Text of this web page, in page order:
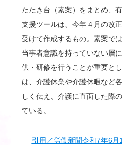
たたき台（素案）をまとめ、
支援ツールは、今年４月の改
受けて作成するもの。素案で
当事者意識を持っていない層
供・研修を行うことが重要と
は、介護休業や介護休暇など
しく伝え、介護に直面した際
ている。
引用／労働新聞令和7年6月